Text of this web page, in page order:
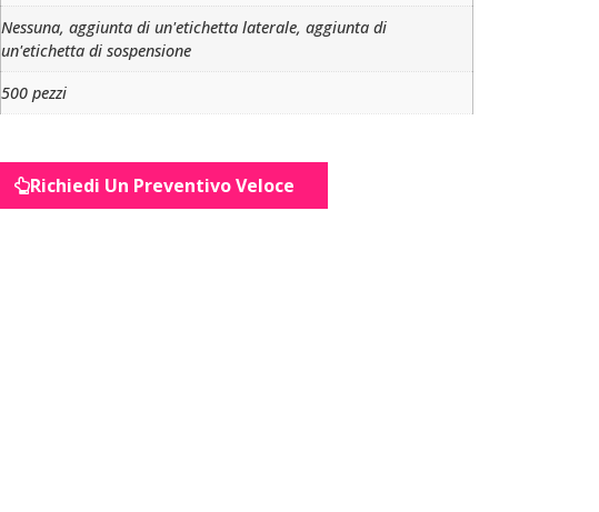
Nessuna, aggiunta di un'etichetta laterale, aggiunta di
un'etichetta di sospensione
500 pezzi
Richiedi Un Preventivo Veloce